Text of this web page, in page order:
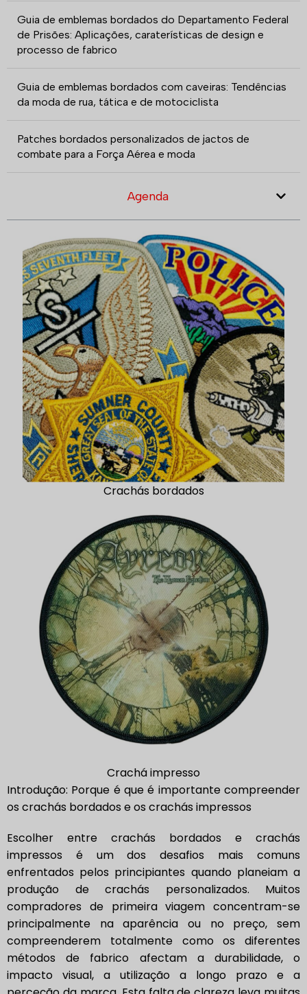
Guia de emblemas bordados do Departamento Federal
de Prisões: Aplicações, caraterísticas de design e
processo de fabrico
Guia de emblemas bordados com caveiras: Tendências
da moda de rua, tática e de motociclista
Patches bordados personalizados de jactos de
combate para a Força Aérea e moda
Agenda
Crachás bordados
Crachá impresso
Introdução: Porque é que é importante compreender
os crachás bordados e os crachás impressos
Escolher entre crachás bordados e crachás
impressos é um dos desafios mais comuns
enfrentados pelos principiantes quando planeiam a
produção de crachás personalizados. Muitos
compradores de primeira viagem concentram-se
principalmente na aparência ou no preço, sem
compreenderem totalmente como os diferentes
métodos de fabrico afectam a durabilidade, o
impacto visual, a utilização a longo prazo e a